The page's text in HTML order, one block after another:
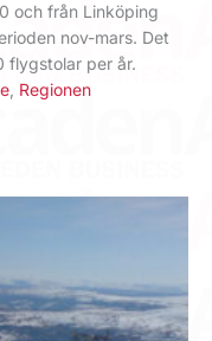
och från Linköping
nov-mars. Det
flygstolar per år.
Regionen